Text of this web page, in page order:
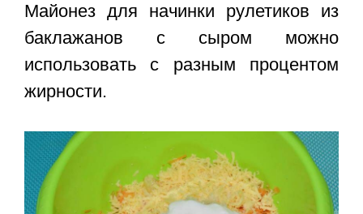
Майонез для начинки рулетиков из
баклажанов с сыром можно
использовать с разным процентом
жирности.